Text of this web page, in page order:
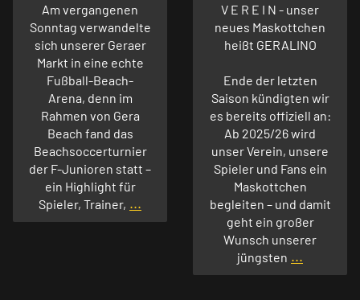
Am vergangenen
Sonntag verwandelte
sich unserer Geraer
Markt in eine echte
Fußball-Beach-
Arena, denn im
Rahmen von Gera
Beach fand das
Beachsoccerturnier
der F-Junioren statt –
ein Highlight für
Spieler, Trainer, ...
V E R E I N - unser
neues Maskottchen
heißt GERALINO
Ende der letzten
Saison kündigten wir
es bereits offiziell an:
Ab 2025/26 wird
unser Verein, unsere
Spieler und Fans ein
Maskottchen
begleiten – und damit
geht ein großer
Wunsch unserer
jüngsten ...